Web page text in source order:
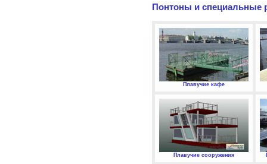
Понтоны и специальные
Плавучие кафе
Плавучие сооружения